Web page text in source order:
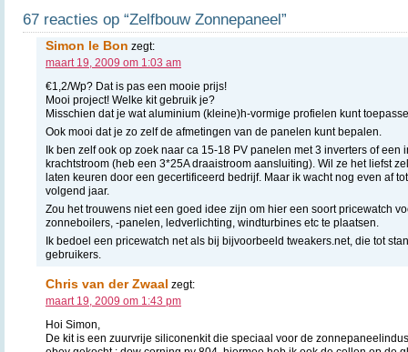
67 reacties op “Zelfbouw Zonnepaneel”
Simon le Bon zegt:
maart 19, 2009 om 1:03 am
€1,2/Wp? Dat is pas een mooie prijs!
Mooi project! Welke kit gebruik je?
Misschien dat je wat aluminium (kleine)h-vormige profielen kunt
Ook mooi dat je zo zelf de afmetingen van de panelen kunt bepalen.
Ik ben zelf ook op zoek naar ca 15-18 PV panelen met 3 inverters of een
krachtstroom (heb een 3*25A draaistroom aansluiting). Wil ze het liefst
laten keuren door een gecertificeerd bedrijf. Maar ik wacht nog even af
volgend jaar.
Zou het trouwens niet een goed idee zijn om hier een soort pricewatch
zonneboilers, -panelen, ledverlichting, windturbines etc te plaatsen.
Ik bedoel een pricewatch net als bij bijvoorbeeld tweakers.net, die tot
gebruikers.
Chris van der Zwaal zegt:
maart 19, 2009 om 1:43 pm
Hoi Simon,
De kit is een zuurvrije siliconenkit die speciaal voor de